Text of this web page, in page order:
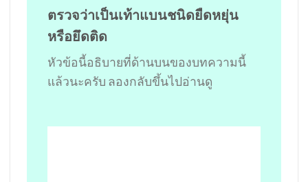
ตรวจว่าเป็นเท้าแบนชนิดยืดหยุ่น
หรือยึดติด
หัวข้อนี้อธิบายที่ด้านบนของบทความนี้
แล้วนะครับ ลองกลับขึ้นไปอ่านดู